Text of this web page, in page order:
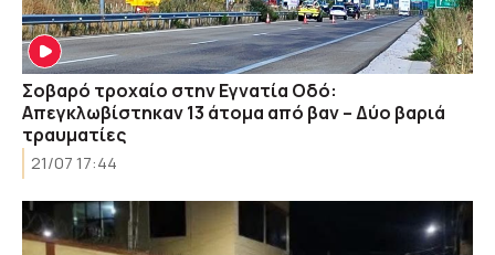
Σοβαρό τροχαίο στην Εγνατία Οδό:
Απεγκλωβίστηκαν 13 άτομα από βαν – Δύο βαριά
τραυματίες
21/07 17:44